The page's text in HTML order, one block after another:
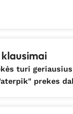
turi
prekes